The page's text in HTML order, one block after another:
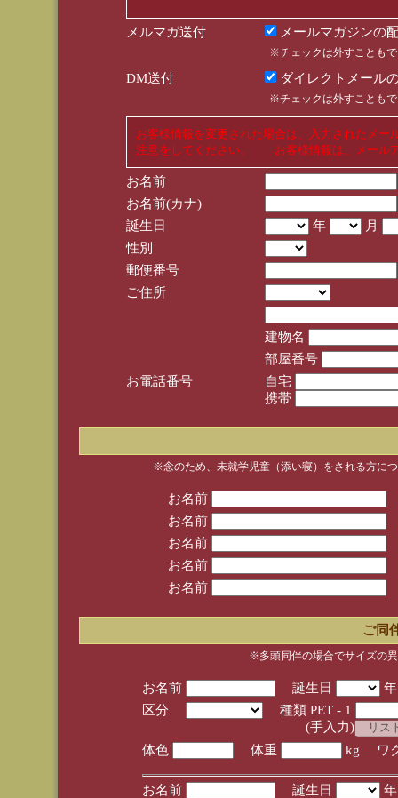
メルマガ送付 メールマガジンの
※チェックは外すことも
DM送付 ダイレクトメール
※チェックは外すことも
お客様情報を変更された場合は、入力されたメ
注意をしてください。 お客様情報は、メール
お名前
お名前(カナ)
誕生日
年
月
性別
郵便番号
ご住所
建物名
部屋番号
お電話番号
自宅
携帯
※念のため、未就学児童（添い寝）をされる方に
お名前
お名前
お名前
お名前
お名前
ご同
※多頭同伴の場合でサイズの
お名前 誕生日
区分
種類 PET - 1
(手入力)
体色
体重 kg ワ
お名前 誕生日